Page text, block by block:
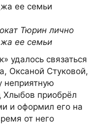
Тюрин лично
ее семьи
удалось связаться
Оксаной Стуковой,
Хлыбов приобрёл
и оформил его на
от него